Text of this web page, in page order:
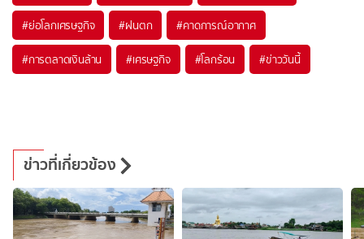
#ย่อโลกเศรษฐกิจ #ฝนตก #คาดการณ์อากาศ
#การตลาดเงินล้าน #เศรษฐกิจ #โลกร้อน #ข่าววันนี้
ข่าวที่เกี่ยวข้อง